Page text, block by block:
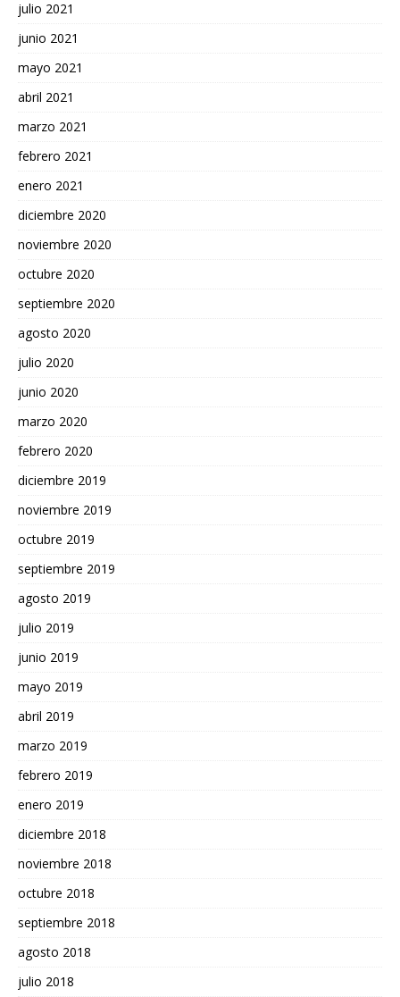
julio 2021
junio 2021
mayo 2021
abril 2021
marzo 2021
febrero 2021
enero 2021
diciembre 2020
noviembre 2020
octubre 2020
septiembre 2020
agosto 2020
julio 2020
junio 2020
marzo 2020
febrero 2020
diciembre 2019
noviembre 2019
octubre 2019
septiembre 2019
agosto 2019
julio 2019
junio 2019
mayo 2019
abril 2019
marzo 2019
febrero 2019
enero 2019
diciembre 2018
noviembre 2018
octubre 2018
septiembre 2018
agosto 2018
julio 2018